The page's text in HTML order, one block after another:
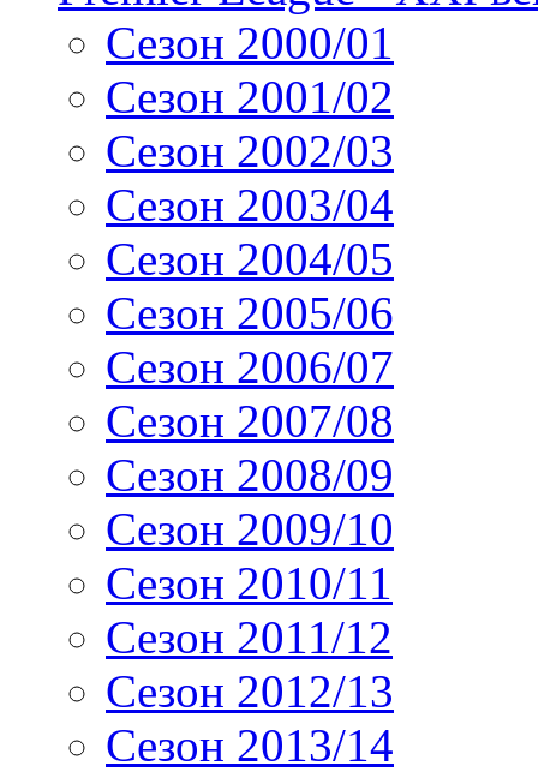
Сезон 2000/01
Сезон 2001/02
Сезон 2002/03
Сезон 2003/04
Сезон 2004/05
Сезон 2005/06
Сезон 2006/07
Сезон 2007/08
Сезон 2008/09
Сезон 2009/10
Сезон 2010/11
Сезон 2011/12
Сезон 2012/13
Сезон 2013/14